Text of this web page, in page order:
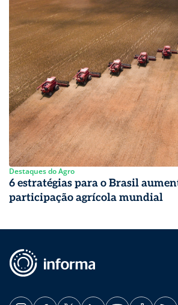
Destaques do Agro
6 estratégias para o Brasil
participação agrícola mundial